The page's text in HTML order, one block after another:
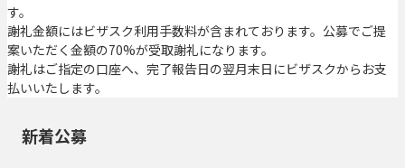
す。
謝礼金額にはビザスク利用手数料が含まれております。公募でご提
案いただく金額の70%が受取謝礼になります。
謝礼はご指定の口座へ、完了報告日の翌月末日にビザスクからお支
払いいたします。
新着公募